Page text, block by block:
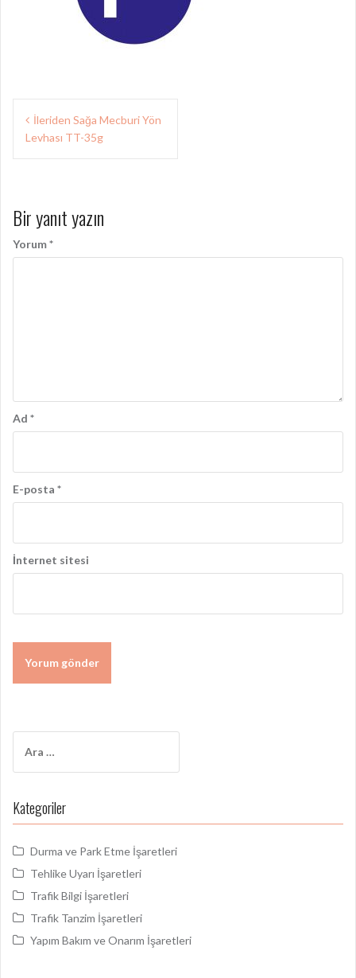
Yazı
gezinmesi
İleriden Sağa Mecburi Yön
Levhası TT-35g
Bir yanıt yazın
Yorum*
Ad *
E-posta *
İnternet sitesi
Kategoriler
Durma ve Park Etme İşaretleri
Tehlike Uyarı İşaretleri
Trafik Bilgi İşaretleri
Trafik Tanzim İşaretleri
Yapım Bakım ve Onarım İşaretleri